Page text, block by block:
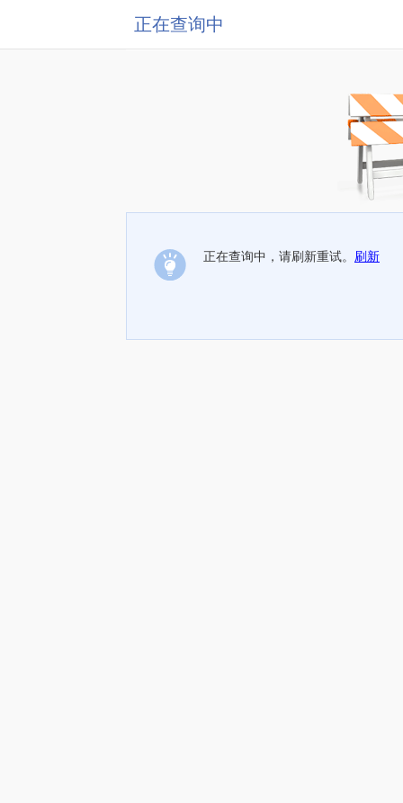
正在查询中
正在查询中，请刷新重试。 刷新